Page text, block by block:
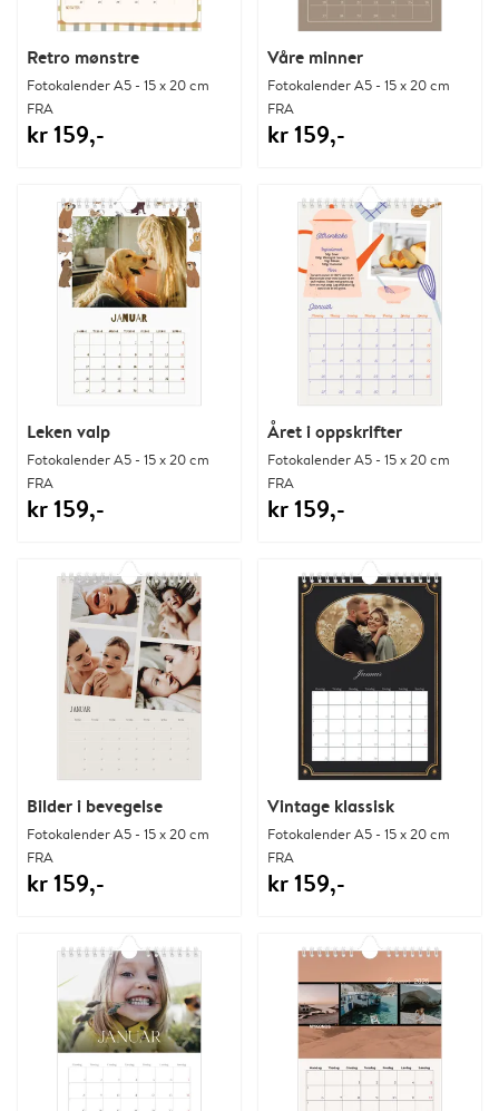
Retro mønstre
Fotokalender A5 - 15 x 20 cm
FRA
kr 159,-
Våre minner
Fotokalender A5 - 15 x 20 cm
FRA
kr 159,-
Leken valp
Fotokalender A5 - 15 x 20 cm
FRA
kr 159,-
Året i oppskrifter
Fotokalender A5 - 15 x 20 cm
FRA
kr 159,-
Bilder i bevegelse
Fotokalender A5 - 15 x 20 cm
FRA
kr 159,-
Vintage klassisk
Fotokalender A5 - 15 x 20 cm
FRA
kr 159,-